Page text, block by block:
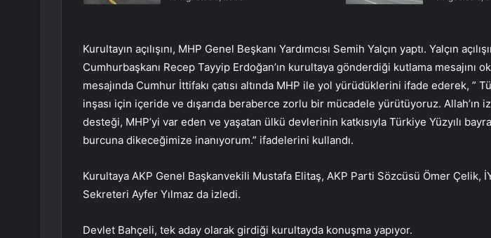
Kurultayın açılışını, MHP Genel Beşkanı Yardımcısı Semih Yalçın yaptı. Yalçın
Cumhurbaşkanı Recep Tayyip Erdoğan’ın kurultaya gönderdiği kutlama mesajını
mesajında Cumhur İttifakı çatısı altında MHP ile yol yürüdüklerini ifade ederek, ”
inşası için içeride ve dışarıda beraberce zorlu bir mücadele yürütüyoruz. Allah’ın
desteği, MHP’yi var eden ve yaşatan ülkü devlerinin katkısıyla Türkiye Yüzyılı
burcuna dikeceğimize inanıyorum.” ifadelerini kullandı.
Kurultaya AKP Genel Başkanvekili Mustafa Elitaş, AKP Parti Sözcüsü Ömer Çelik,
Sekreteri Ayfer Yılmaz da izledi.
Devlet Bahçeli, tek aday olarak girdiği kurultayda konuşma yapıyor.